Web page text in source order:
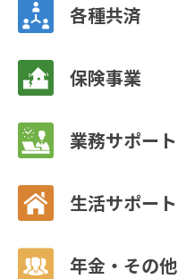
各種共済
保険事業
業務サポート
生活サポート
年金・その他